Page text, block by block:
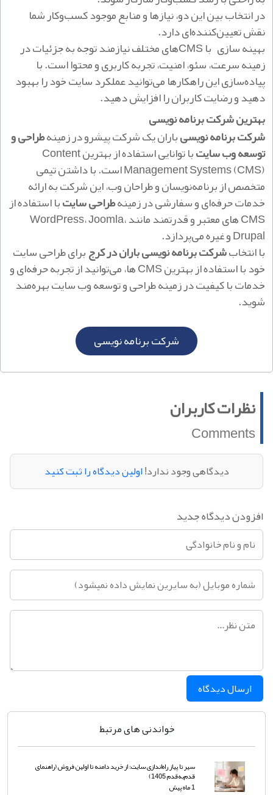
در انتخاب بین این دو، نیازها و منابع موجود کسب‌وکار شما
نقش تعیین‌کننده‌ای دارد.
بهینه‌ سازی با CMS‌های مختلف نیازمند توجه به جزئیات در
زمینه سرعت، سئو، امنیت، تجربه کاربری و محتوا است. با
پیاده‌سازی این راهکارها می‌توانید عملکرد سایت خود را بهبود
دهید و رضایت کاربران را افزایش دهید.
بهترین شرکت برنامه نویسی
شرکت برنامه‌ نویسیباران یک شرکت پیشرو در زمینهطراحی و
توسعه وب سایت با توانایی استفاده از بهترین Content
Management Systems (CMS) است. با داشتن تیمی
متخصص از برنامه‌نویسان و طراحان وب، این شرکت به ارائه
خدمات حرفه‌ای و سفارشی در زمینهطراحی سایتبا استفاده از
CMS های معتبر و قدرتمند مانند WordPress، Joomla،
Drupal و غیره می‌پردازد.
با انتخابشرکت برنامه‌ نویسی باران در کرجبرای طراحی سایت
خود با استفاده از بهترین CMS ها، می‌توانید از تجربه حرفه‌ای و
خدمات با کیفیت در زمینه طراحی و توسعه وب سایت بهره‌مند
شوید.
شرکت برنامه‌ نویسی
نظرات کاربران
Comments
دیدگاهی وجود ندارد!اولین دیدگاه را ثبت کنید
افزودن دیدگاه جدید
ارسال دیدگاه
خواندنی های مرتبط
سیر تا پیاز راه‌اندازی سایت: از خرید دامنه تا اولین فروش (راهنمای
قدم‌به‌قدم 1405)
1 ماه پیش